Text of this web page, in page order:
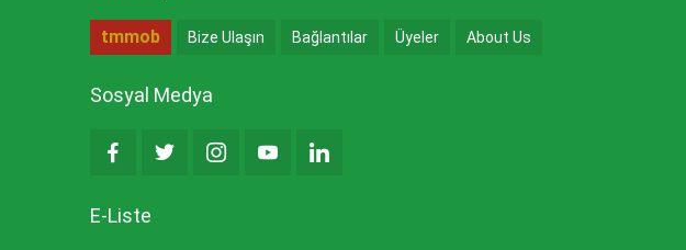
tmmob Bize Ulaşın Bağlantılar Üyeler About Us
Sosyal Medya
E-Liste